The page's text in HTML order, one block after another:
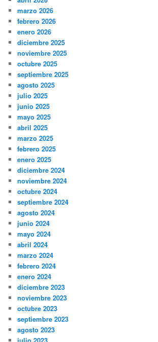
marzo 2026
febrero 2026
enero 2026
diciembre 2025
noviembre 2025
octubre 2025
septiembre 2025
agosto 2025
julio 2025
junio 2025
mayo 2025
abril 2025
marzo 2025
febrero 2025
enero 2025
diciembre 2024
noviembre 2024
octubre 2024
septiembre 2024
agosto 2024
junio 2024
mayo 2024
abril 2024
marzo 2024
febrero 2024
enero 2024
diciembre 2023
noviembre 2023
octubre 2023
septiembre 2023
agosto 2023